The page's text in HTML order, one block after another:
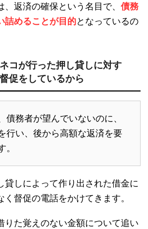
返済の確保という名目で、 債務
詰めることが目的となっているの
コが行った押し貸しに対す
促をしているから
債務者が望んでいないのに、
行い、後から高額な返済を要
。
貸しによって作り出された借金に
督促の電話をかけてきます。
りた覚えのない金額について追い